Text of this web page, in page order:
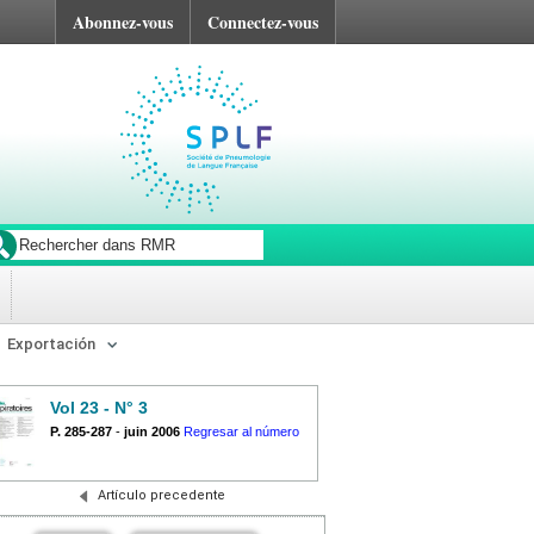
Abonnez-vous Connectez-vous
Exportación
Vol 23 - N° 3
P. 285-287 - juin 2006 Regresar al número
Artículo precedente